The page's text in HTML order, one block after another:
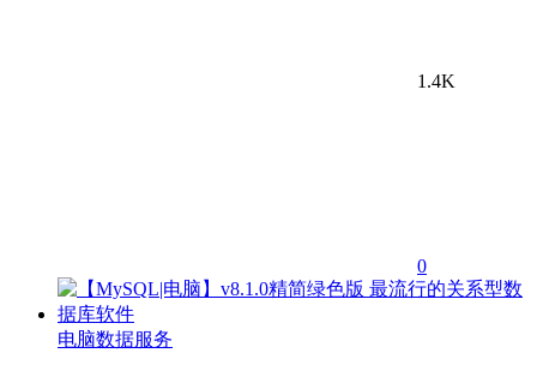
1.4K
0
电脑数据服务